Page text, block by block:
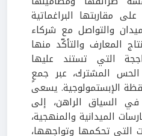
مقاربتها البراغماتية
والتواصل مع شركاء
المعارف والتأكّد منها
التي تستند عليها
المشترك، عبر جمعٍ
الإبستمولوجية. يسعى
السياق الراهن، إلى
الميدانية والمنهجية،
التي تحكمها وتواجهها،